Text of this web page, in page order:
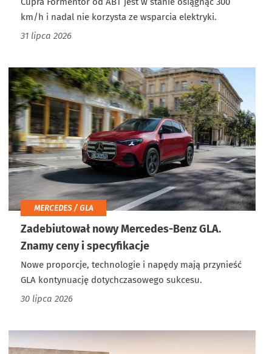
km/h i nadal nie korzysta ze wsparcia elektryki.
31 lipca 2026
MERCEDES / GLA
Zadebiutował nowy Mercedes-Benz GLA.
Znamy ceny i specyfikacje
Nowe proporcje, technologie i napędy mają przynieść
GLA kontynuację dotychczasowego sukcesu.
30 lipca 2026